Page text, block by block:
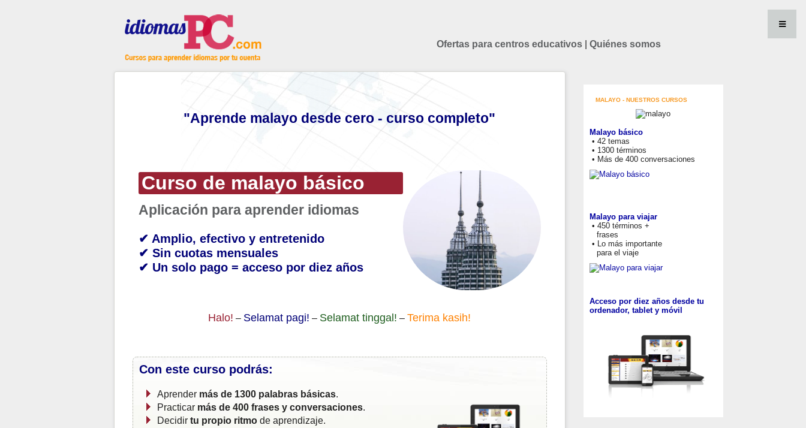
Ofertas para centros educativos Quiénes somos
"Aprende malayo desde cero - curso completo"
Curso de malayo básico
Aplicación para aprender idiomas
✔ Amplio, efectivo y entretenido
✔ Sin cuotas mensuales
✔ Un solo pago = acceso por diez años
Halo! – Selamat pagi! – Selamat tinggal! – Terima kasih!
Con este curso podrás:
Aprender más de 1300 palabras básicas.
Practicar más de 400 frases y conversaciones.
Decidir tu propio ritmode aprendizaje.
MALAYO - NUESTROS CURSOS
Malayo básico
• 42 temas
• 1300 términos
• Más de 400 conversaciones
Malayo para viajar
• 450 términos +
frases
• Lo más importante
para el viaje
Acceso por diez años desde tu
ordenador, tablet y móvil